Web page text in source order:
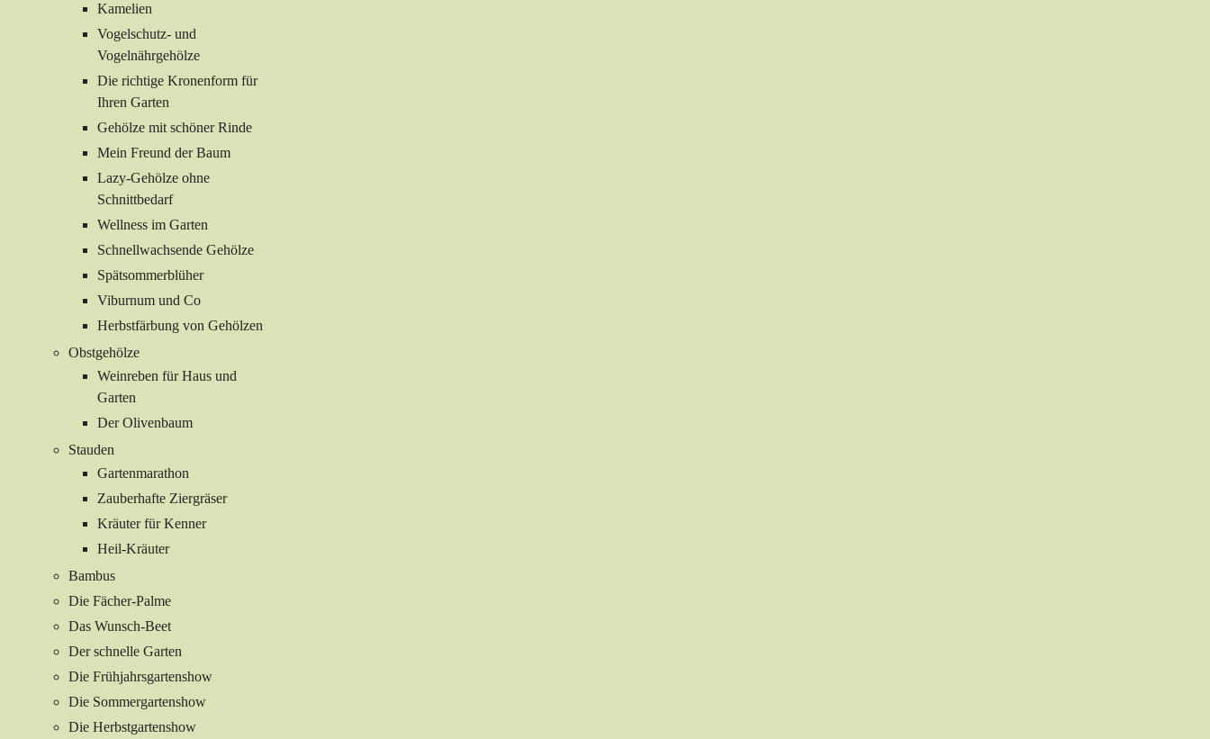
Kamelien
Vogelschutz- und
Vogelnährgehölze
Die richtige Kronenform für
Ihren Garten
Gehölze mit schöner Rinde
Mein Freund der Baum
Lazy-Gehölze ohne
Schnittbedarf
Wellness im Garten
Schnellwachsende Gehölze
Spätsommerblüher
Viburnum und Co
Herbstfärbung von Gehölzen
Obstgehölze
Weinreben für Haus und
Garten
Der Olivenbaum
Stauden
Gartenmarathon
Zauberhafte Ziergräser
Kräuter für Kenner
Heil-Kräuter
Bambus
Die Fächer-Palme
Das Wunsch-Beet
Der schnelle Garten
Die Frühjahrsgartenshow
Die Sommergartenshow
Die Herbstgartenshow